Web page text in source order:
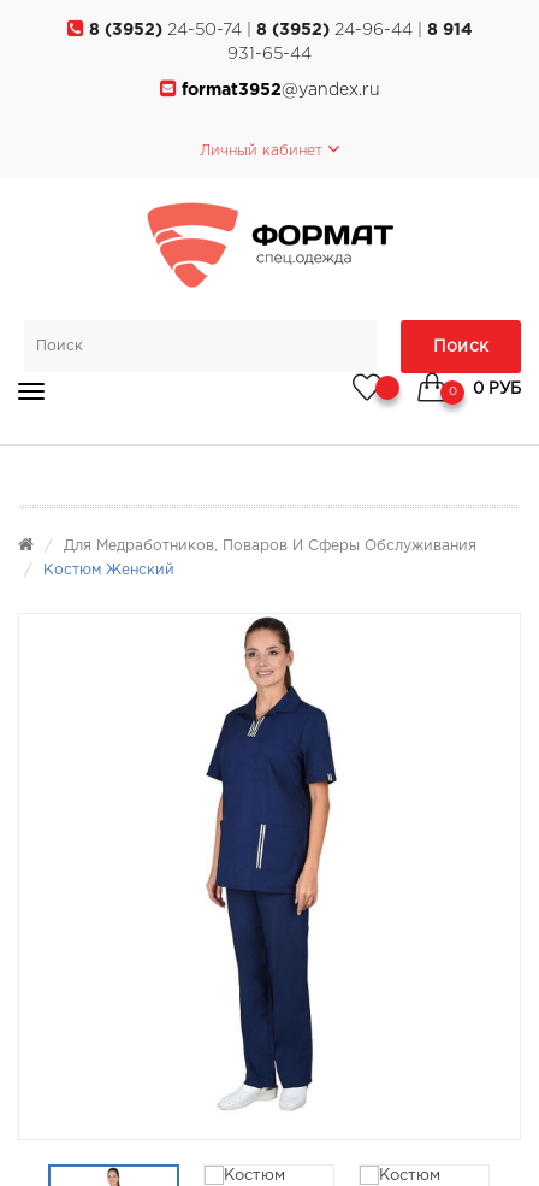
8 (3952)24-50-74 | 8 (3952)24-96-44 | 8 914
931-65-44
format3952@yandex.ru
Личный кабинет
Поиск
0 0 РУБ
Для Медработников, Поваров И Сферы Обслуживания
Костюм Женский